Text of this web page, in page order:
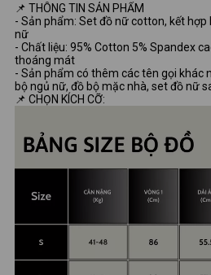
📌 THÔNG TIN SẢN PHẨM
- Sản phẩm: Set đồ nữ cotton, kết hợp
nữ
- Chất liệu: 95% Cotton 5% Spandex
thoáng mát
- Sản phẩm có thêm các tên gọi khác
bộ ngủ nữ, đồ bộ mặc nhà, set đồ nữ
📌 CHỌN KÍCH CỠ: